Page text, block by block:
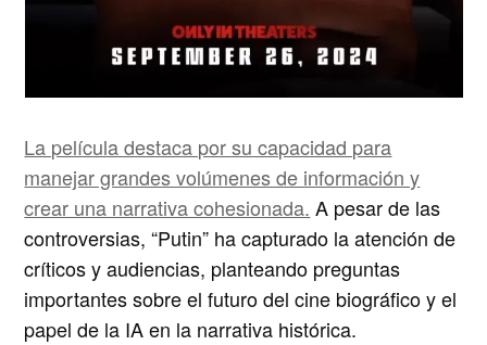
La película destaca por su capacidad para
manejar grandes volúmenes de información y
crear una narrativa cohesionada. A pesar de las
controversias, “Putin” ha capturado la atención de
críticos y audiencias, planteando preguntas
importantes sobre el futuro del cine biográfico y el
papel de la IA en la narrativa histórica.